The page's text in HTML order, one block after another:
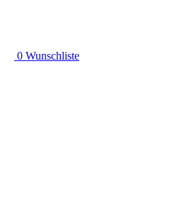
0 Wunschliste